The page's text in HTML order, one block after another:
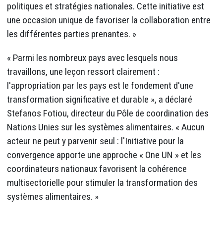
politiques et stratégies nationales. Cette initiative est
une occasion unique de favoriser la collaboration entre
les différentes parties prenantes. »
« Parmi les nombreux pays avec lesquels nous
travaillons, une leçon ressort clairement :
l'appropriation par les pays est le fondement d'une
transformation significative et durable », a déclaré
Stefanos Fotiou, directeur du Pôle de coordination des
Nations Unies sur les systèmes alimentaires. « Aucun
acteur ne peut y parvenir seul : l'Initiative pour la
convergence apporte une approche « One UN » et les
coordinateurs nationaux favorisent la cohérence
multisectorielle pour stimuler la transformation des
systèmes alimentaires. »